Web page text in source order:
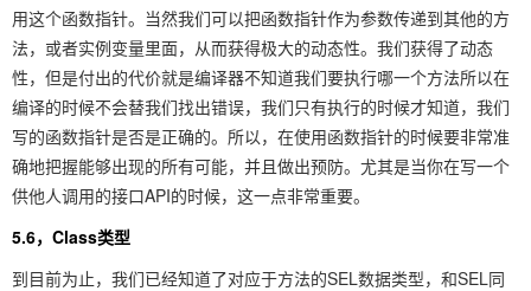
用这个函数指针。当然我们可以把函数指针作为参数传递到其他的方
法，或者实例变量里面，从而获得极大的动态性。我们获得了动态
性，但是付出的代价就是编译器不知道我们要执行哪一个方法所以在
编译的时候不会替我们找出错误，我们只有执行的时候才知道，我们
写的函数指针是否是正确的。所以，在使用函数指针的时候要非常准
确地把握能够出现的所有可能，并且做出预防。尤其是当你在写一个
供他人调用的接口API的时候，这一点非常重要。
5.6，Class类型
到目前为止，我们已经知道了对应于方法的SEL数据类型，和SEL同